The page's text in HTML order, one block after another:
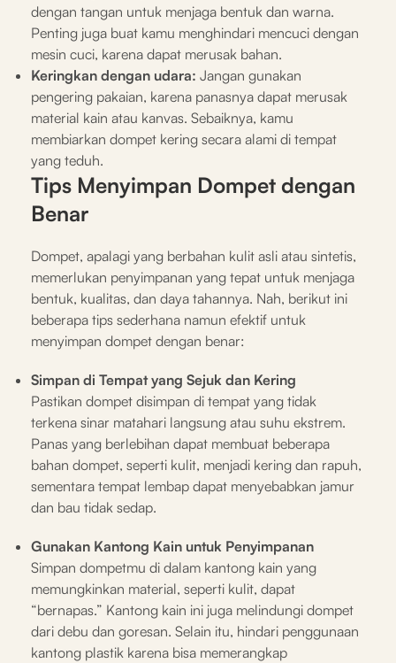
dengan tangan untuk menjaga bentuk dan warna.
Penting juga buat kamu menghindari mencuci dengan
mesin cuci, karena dapat merusak bahan.
Keringkan dengan udara: Jangan gunakan
pengering pakaian, karena panasnya dapat merusak
material kain atau kanvas. Sebaiknya, kamu
membiarkan dompet kering secara alami di tempat
yang teduh.
Tips Menyimpan Dompet dengan
Benar
Dompet, apalagi yang berbahan kulit asli atau sintetis,
memerlukan penyimpanan yang tepat untuk menjaga
bentuk, kualitas, dan daya tahannya. Nah, berikut ini
beberapa tips sederhana namun efektif untuk
menyimpan dompet dengan benar:
Simpan di Tempat yang Sejuk dan Kering
Pastikan dompet disimpan di tempat yang tidak
terkena sinar matahari langsung atau suhu ekstrem.
Panas yang berlebihan dapat membuat beberapa
bahan dompet, seperti kulit, menjadi kering dan rapuh,
sementara tempat lembap dapat menyebabkan jamur
dan bau tidak sedap.
Gunakan Kantong Kain untuk Penyimpanan
Simpan dompetmu di dalam kantong kain yang
memungkinkan material, seperti kulit, dapat
“bernapas.” Kantong kain ini juga melindungi dompet
dari debu dan goresan. Selain itu, hindari penggunaan
kantong plastik karena bisa memerangkap